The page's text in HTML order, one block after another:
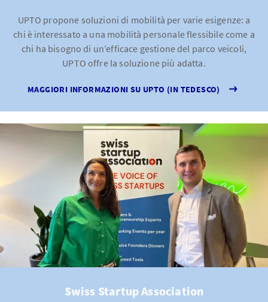
UPTO propone soluzioni di mobilità per varie esigenze: a
chi è interessato a una mobilità personale flessibile come a
chi ha bisogno di un’efficace gestione del parco veicoli,
UPTO offre la soluzione più adatta.
MAGGIORI INFORMAZIONI SU UPTO (IN TEDESCO)
Swiss Startup Association